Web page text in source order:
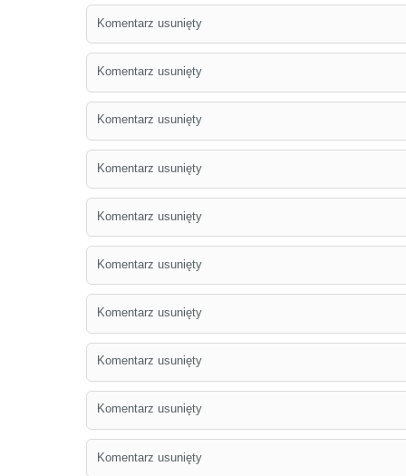
Komentarz usunięty
Komentarz usunięty
Komentarz usunięty
Komentarz usunięty
Komentarz usunięty
Komentarz usunięty
Komentarz usunięty
Komentarz usunięty
Komentarz usunięty
Komentarz usunięty